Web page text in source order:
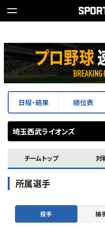
日程・結果 順位表
埼玉西武ライオンズ
チームトップ 対
所属選手
投手 捕